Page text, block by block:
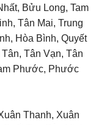
Bửu Long, Tam
Tân Mai, Trung
Hòa Bình, Quyết
Tân Vạn, Tân
Phước, Phước
Thanh, Xuân